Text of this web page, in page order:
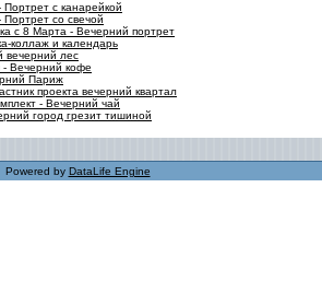
с канарейкой
со свечой
с 8 Марта - Вечерний портрет
коллаж и календарь
вечерний лес
Вечерний кофе
Париж
проекта вечерний квартал
- Вечерний чай
город грезит тишиной
Powered by DataLife Engine